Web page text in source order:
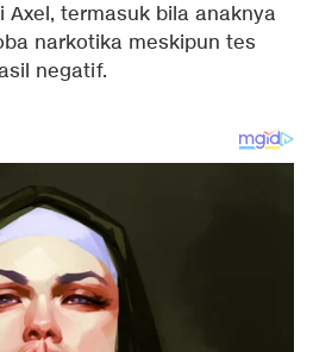
termasuk bila anaknya
narkotika meskipun tes
negatif.